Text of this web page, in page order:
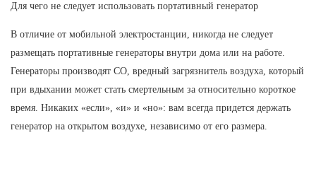
Для чего не следует использовать портативный генератор
В отличие от мобильной электростанции, никогда не следует
размещать портативные генераторы внутри дома или на работе.
Генераторы производят CO, вредный загрязнитель воздуха, который
при вдыхании может стать смертельным за относительно короткое
время. Никаких «если», «и» и «но»: вам всегда придется держать
генератор на открытом воздухе, независимо от его размера.